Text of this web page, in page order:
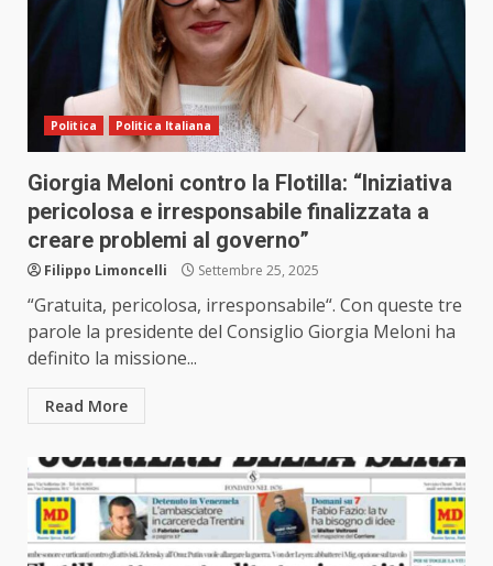
Politica Politica Italiana
Giorgia Meloni contro la Flotilla: “Iniziativa
pericolosa e irresponsabile finalizzata a
creare problemi al governo”
Filippo Limoncelli Settembre 25, 2025
“Gratuita, pericolosa, irresponsabile“. Con queste tre
parole la presidente del Consiglio Giorgia Meloni ha
definito la missione...
Read More